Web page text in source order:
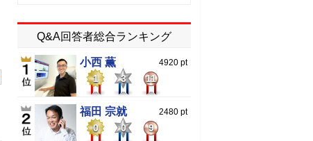
Q&A回答者総合ランキング
小西 薫 4920 pt
1 3 11
福田 宗就 2480 pt
0 0 9